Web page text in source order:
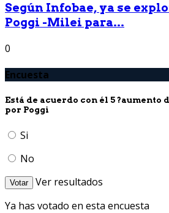
Según Infobae, ya se
Poggi -Milei para...
0
Encuesta
Está de acuerdo con él 5 ?aumento
por Poggi
Si
No
Votar
Ver resultados
Ya has votado en esta encuesta